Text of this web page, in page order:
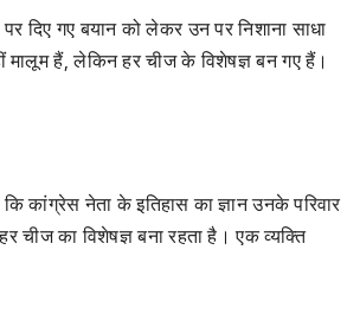
दिए गए बयान को लेकर उन पर निशाना साधा
मालूम हैं, लेकिन हर चीज के विशेषज्ञ बन गए हैं।
कि कांग्रेस नेता के इतिहास का ज्ञान उनके परिवार
चीज का विशेषज्ञ बना रहता है। एक व्यक्ति